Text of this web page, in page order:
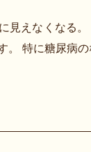
見えなくなる
。 特に糖尿病